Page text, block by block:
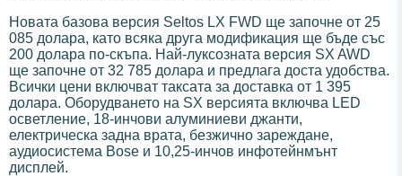
Новата базова версия Seltos LX FWD ще започне от 25
085 долара, като всяка друга модификация ще бъде със
200 долара по-скъпа. Най-луксозната версия SX AWD
ще започне от 32 785 долара и предлага доста удобства.
Всички цени включват таксата за доставка от 1 395
долара. Оборудването на SX версията включва LED
осветление, 18-инчови алуминиеви джанти,
електрическа задна врата, безжично зареждане,
аудиосистема Bose и 10,25-инчов инфотейнмънт
дисплей.